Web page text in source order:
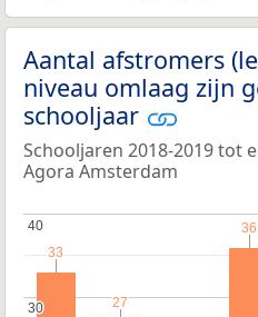
Aantal afstromers
niveau omlaag zijn
schooljaar
Schooljaren 2018-2019 tot
Agora Amsterdam
30
30
40
40
33
33
27
27
36
36